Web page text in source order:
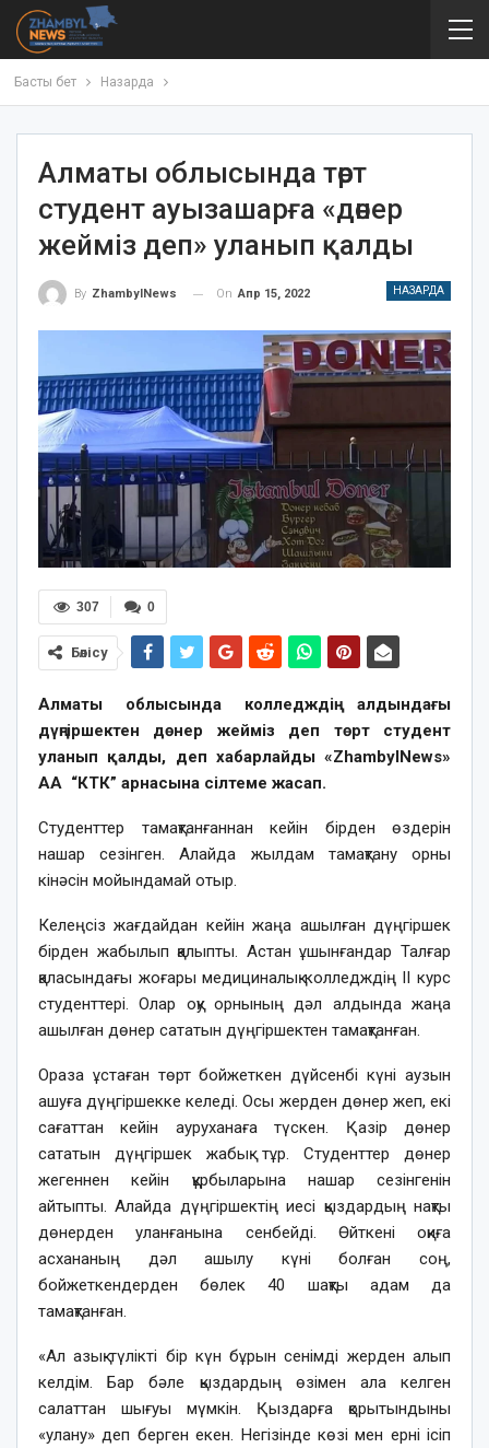
Басты бет Назарда
Алматы облысында төрт
студент ауызашарға «дөнер
жейміз деп» уланып қалды
НАЗАРДА
By ZhambylNews On Апр 15, 2022
0
307
Бөлісу
Алматы облысында колледждің алдындағы
дүңгіршектен дөнер жейміз деп төрт студент
уланып қалды, деп хабарлайды «ZhambylNews»
АА “КТК” арнасына сілтеме жасап.
Студенттер тамақтанғаннан кейін бірден өздерін
нашар сезінген. Алайда жылдам тамақтану орны
кінәсін мойындамай отыр.
Келеңсіз жағдайдан кейін жаңа ашылған дүңгіршек
бірден жабылып қалыпты. Астан ұшынғандар Талғар
қаласындағы жоғары медициналық колледждің II курс
студенттері. Олар оқу орнының дәл алдында жаңа
ашылған дөнер сататын дүңгіршектен тамақтанған.
Ораза ұстаған төрт бойжеткен дүйсенбі күні аузын
ашуға дүңгіршекке келеді. Осы жерден дөнер жеп, екі
сағаттан кейін ауруханаға түскен. Қазір дөнер
сататын дүңгіршек жабық тұр. Студенттер дөнер
жегеннен кейін құрбыларына нашар сезінгенін
айтыпты. Алайда дүңгіршектің иесі қыздардың нақты
дөнерден уланғанына сенбейді. Өйткені оқиға
асхананың дәл ашылу күні болған соң,
бойжеткендерден бөлек 40 шақты адам да
тамақтанған.
«Ал азық-түлікті бір күн бұрын сенімді жерден алып
келдім. Бар бәле қыздардың өзімен ала келген
салаттан шығуы мүмкін. Қыздарға қорытындыны
«улану» деп берген екен. Негізінде көзі мен ерні ісіп